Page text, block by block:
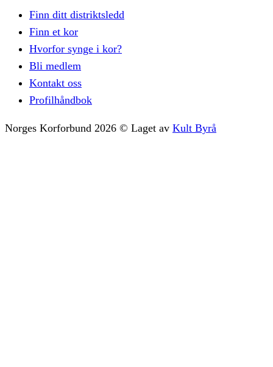
Finn ditt distriktsledd
Finn et kor
Hvorfor synge i kor?
Bli medlem
Kontakt oss
Profilhåndbok
Norges Korforbund 2026 © Laget av Kult Byrå